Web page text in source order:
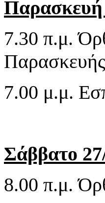
Παρασκευή
7.30 π.μ.
7.00 μ.μ.
Σάββατο
8.00 π.μ.